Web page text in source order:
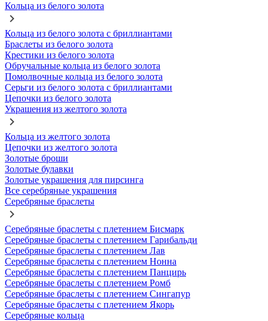
Кольца из белого золота
Кольца из белого золота с бриллиантами
Браслеты из белого золота
Крестики из белого золота
Обручальные кольца из белого золота
Помолвочные кольца из белого золота
Серьги из белого золота с бриллиантами
Цепочки из белого золота
Украшения из желтого золота
Кольца из желтого золота
Цепочки из желтого золота
Золотые броши
Золотые булавки
Золотые украшения для пирсинга
Все серебряные украшения
Серебряные браслеты
Серебряные браслеты с плетением Бисмарк
Серебряные браслеты с плетением Гарибальди
Серебряные браслеты с плетением Лав
Серебряные браслеты с плетением Нонна
Серебряные браслеты с плетением Панцирь
Серебряные браслеты с плетением Ромб
Серебряные браслеты с плетением Сингапур
Серебряные браслеты с плетением Якорь
Серебряные кольца